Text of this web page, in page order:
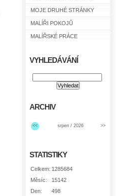
MOJE DRUHÉ STRÁNKY
MALÍŘI POKOJŮ
MALÍŘSKÉ PRÁCE
VYHLEDÁVÁNÍ
ARCHIV
<< srpen / 2026 >>
STATISTIKY
Celkem: 1285684
Měsíc:
15142
Den:
498